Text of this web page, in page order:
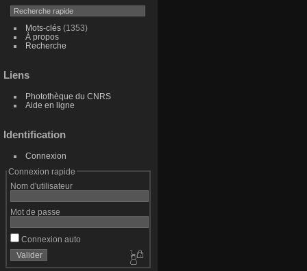
Mots-clés(1353)
À propos
Recherche
Liens
Photothèque du CNRS
Aide en ligne
Identification
Connexion
Connexion rapide
Nom d'utilisateur
Mot de passe
Connexion auto